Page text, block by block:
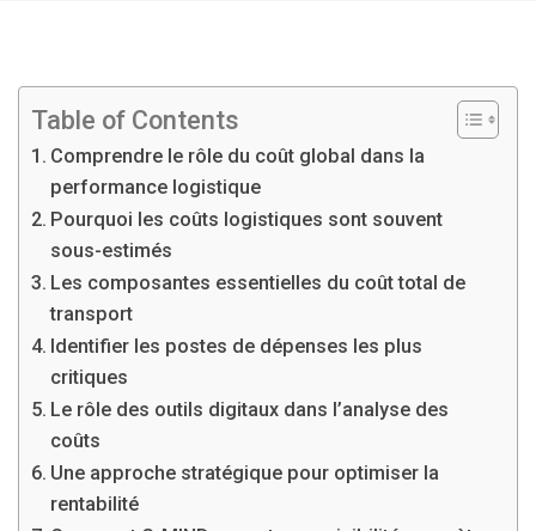
Table of Contents
Comprendre le rôle du coût global dans la
performance logistique
Pourquoi les coûts logistiques sont souvent
sous-estimés
Les composantes essentielles du coût total de
transport
Identifier les postes de dépenses les plus
critiques
Le rôle des outils digitaux dans l’analyse des
coûts
Une approche stratégique pour optimiser la
rentabilité